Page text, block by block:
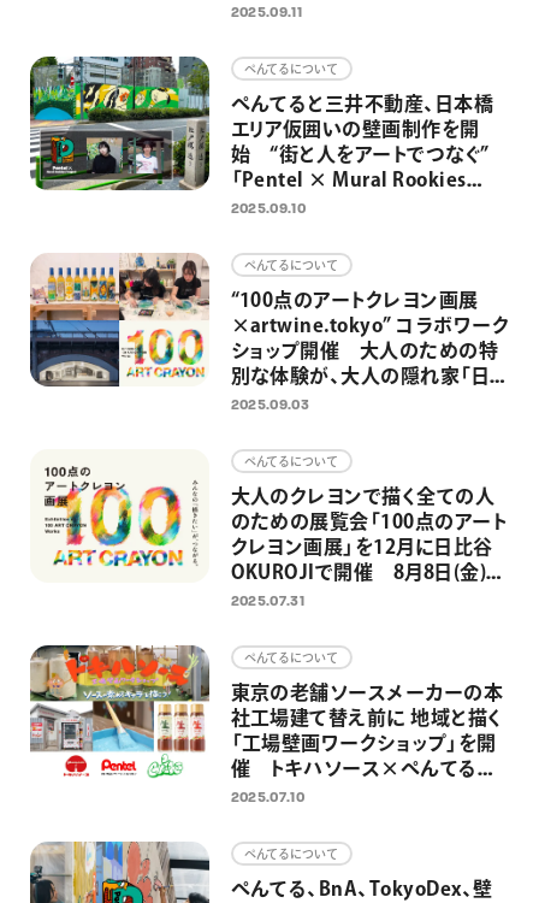
プラスチック使用量約40％削減
2025.09.11
ぺんてるについて
ぺんてると三井不動産、日本橋
エリア仮囲いの壁画制作を開
始 “街と人をアートでつなぐ”
「Pentel × Mural Rookies
Project 2025」
2025.09.10
ぺんてるについて
“100点のアートクレヨン画展
×artwine.tokyo” コラボワーク
ショップ開催 大人のための特
別な体験が、大人の隠れ家「日
比谷OKUROJI」への展示へ
2025.09.03
ぺんてるについて
大人のクレヨンで描く全ての人
のための展覧会「100点のアート
クレヨン画展」を12月に日比谷
OKUROJIで開催 8月8日(金)よ
り作品募集開始
2025.07.31
ぺんてるについて
東京の老舗ソースメーカーの本
社工場建て替え前に 地域と描く
「工場壁画ワークショップ」を開
催 トキハソース×ぺんてる×
ミズグチグッチ氏共同企画
2025.07.10
ぺんてるについて
ぺんてる、BnA、TokyoDex、壁